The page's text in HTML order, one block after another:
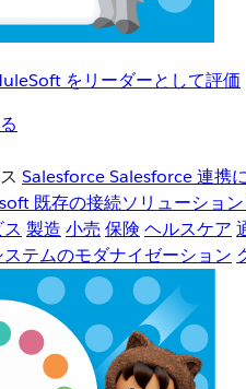
をリーダーとして評価
SalesforceSalesforce 連携
既存の接続ソリューショ
製造 小売 保険 ヘルスケア
テムのモダナイゼーション